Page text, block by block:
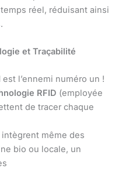
réel, réduisant ainsi
et Traçabilité
est l’ennemi numéro un !
RFID (employée
de tracer chaque
intègrent même des
bio ou locale, un